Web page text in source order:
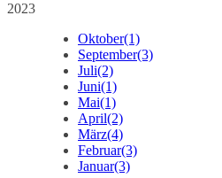
2023
Oktober(1)
September(3)
Juli(2)
Juni(1)
Mai(1)
April(2)
März(4)
Februar(3)
Januar(3)